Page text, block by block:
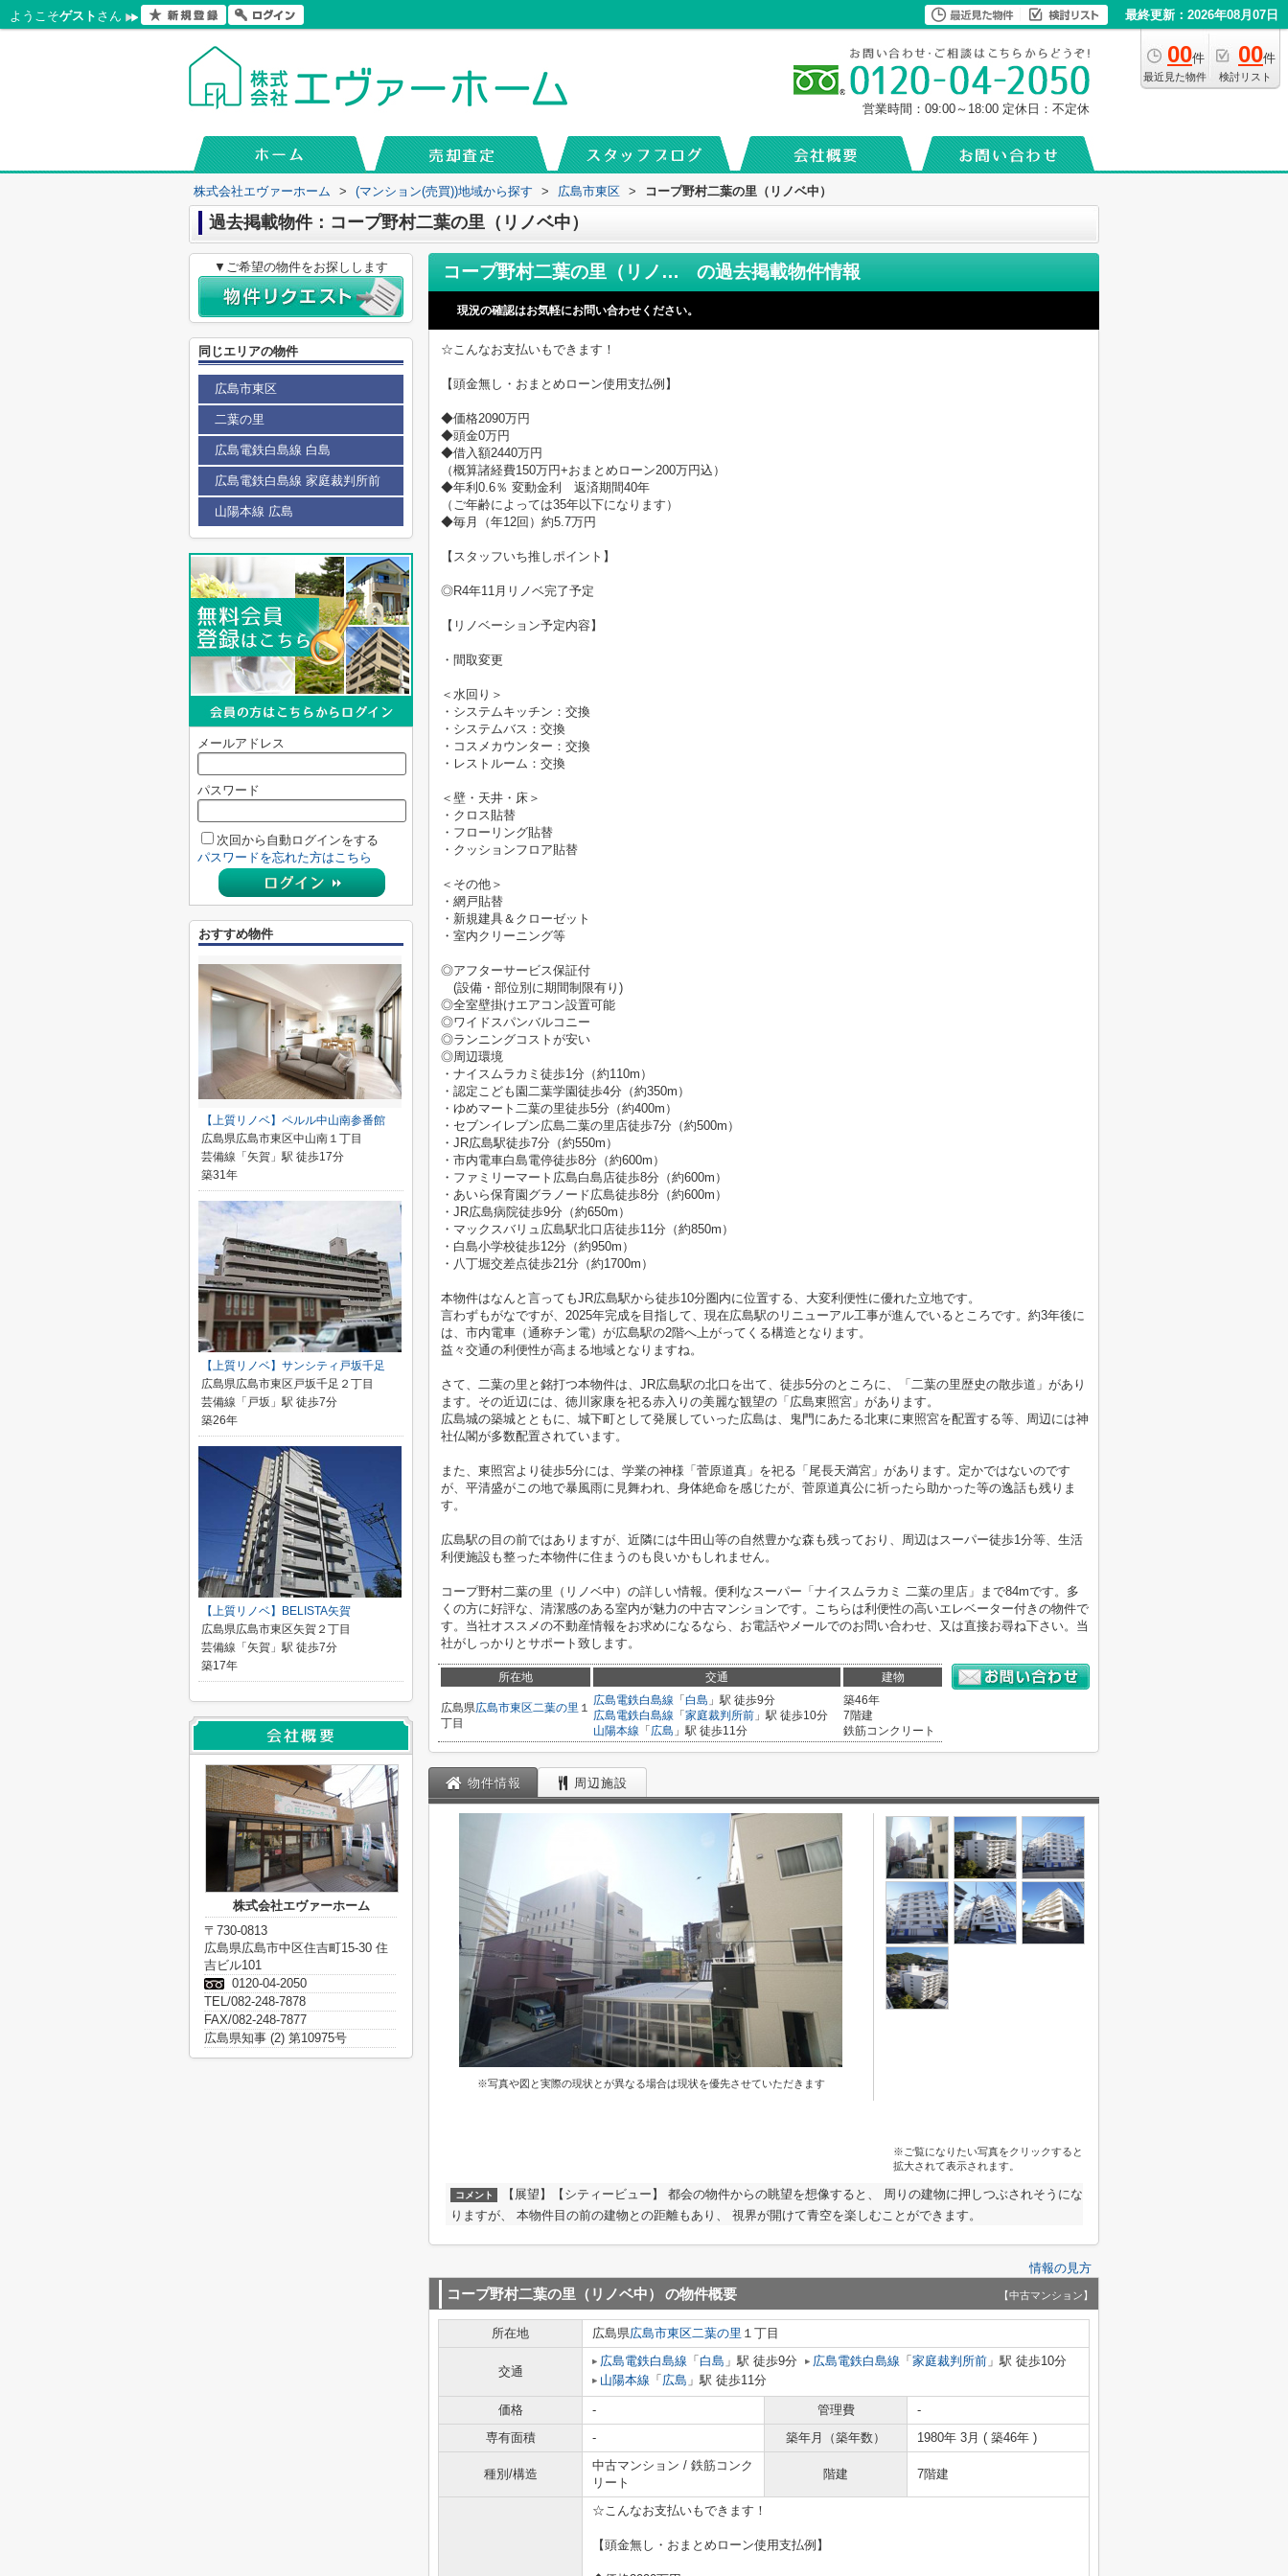
ようこそゲスト さん 最終更新：2026年08月07日
00件
最近見た物件
00件
検討リスト
営業時間：09:00～18:00 定休日：不定休
株式会社エヴァーホーム > (マンション(売買))地域から探す > 広島市東区 > コープ野村二葉の里（リノベ中）
過去掲載物件：コープ野村二葉の里（リノベ中）
コープ野村二葉の里（リノベ中） の過去掲載物件情報
現況の確認はお気軽にお問い合わせください。
☆こんなお支払いもできます！
【頭金無し・おまとめローン使用支払例】
◆価格2090万円
◆頭金0万円
◆借入額2440万円
（概算諸経費150万円+おまとめローン200万円込）
◆年利0.6％ 変動金利 返済期間40年
（ご年齢によっては35年以下になります）
◆毎月（年12回）約5.7万円
【スタッフいち推しポイント】
◎R4年11月リノベ完了予定
【リノベーション予定内容】
・間取変更
＜水回り＞
・システムキッチン：交換
・システムバス：交換
・コスメカウンター：交換
・レストルーム：交換
＜壁・天井・床＞
・クロス貼替
・フローリング貼替
・クッションフロア貼替
＜その他＞
・網戸貼替
・新規建具＆クローゼット
・室内クリーニング等
◎アフターサービス保証付
(設備・部位別に期間制限有り)
◎全室壁掛けエアコン設置可能
◎ワイドスパンバルコニー
◎ランニングコストが安い
◎周辺環境
・ナイスムラカミ徒歩1分（約110m）
・認定こども園二葉学園徒歩4分（約350m）
・ゆめマート二葉の里徒歩5分（約400m）
・セブンイレブン広島二葉の里店徒歩7分（約500m）
・JR広島駅徒歩7分（約550m）
・市内電車白島電停徒歩8分（約600m）
・ファミリーマート広島白島店徒歩8分（約600m）
・あいら保育園グラノード広島徒歩8分（約600m）
・JR広島病院徒歩9分（約650m）
・マックスバリュ広島駅北口店徒歩11分（約850m）
・白島小学校徒歩12分（約950m）
・八丁堀交差点徒歩21分（約1700m）
本物件はなんと言ってもJR広島駅から徒歩10分圏内に位置する、大変利便性に優れた立地です。
言わずもがなですが、2025年完成を目指して、現在広島駅のリニューアル工事が進んでいるところです。約3年後に
は、市内電車（通称チン電）が広島駅の2階へ上がってくる構造となります。
益々交通の利便性が高まる地域となりますね。
さて、二葉の里と銘打つ本物件は、JR広島駅の北口を出て、徒歩5分のところに、「二葉の里歴史の散歩道」があり
ます。その近辺には、徳川家康を祀る赤入りの美麗な観望の「広島東照宮」があります。
広島城の築城とともに、城下町として発展していった広島は、鬼門にあたる北東に東照宮を配置する等、周辺には神
社仏閣が多数配置されています。
また、東照宮より徒歩5分には、学業の神様「菅原道真」を祀る「尾長天満宮」があります。定かではないのです
が、平清盛がこの地で暴風雨に見舞われ、身体絶命を感じたが、菅原道真公に祈ったら助かった等の逸話も残りま
す。
広島駅の目の前ではありますが、近隣には牛田山等の自然豊かな森も残っており、周辺はスーパー徒歩1分等、生活
利便施設も整った本物件に住まうのも良いかもしれません。
コープ野村二葉の里（リノベ中）の詳しい情報。便利なスーパー「ナイスムラカミ 二葉の里店」まで84mです。多
くの方に好評な、清潔感のある室内が魅力の中古マンションです。こちらは利便性の高いエレベーター付きの物件で
す。当社オススメの不動産情報をお求めになるなら、お電話やメールでのお問い合わせ、又は直接お尋ね下さい。当
社がしっかりとサポート致します。
所在地 交通 建物
広島県広島市東区二葉の里 １
丁目
広島電鉄白島線 「 白島 」駅 徒歩9分
広島電鉄白島線 「 家庭裁判所前 」駅 徒歩10分
山陽本線 「 広島 」駅 徒歩11分
築46年
7階建
鉄筋コンクリート
物件情報 周辺施設
※写真や図と実際の現状とが異なる場合は現状を優先させていただきます
※ご覧になりたい写真をクリックすると
拡大されて表示されます。
コメント
【展望】【シティービュー】 都会の物件からの眺望を想像すると、 周りの建物に押しつぶされそうにな
りますが、 本物件目の前の建物との距離もあり、 視界が開けて青空を楽しむことができます。
情報の見方
コープ野村二葉の里（リノベ中） の物件概要 【中古マンション】
所在地 広島県広島市東区二葉の里 １丁目
交通
広島電鉄白島線 「 白島 」駅 徒歩9分 広島電鉄白島線 「 家庭裁判所前 」駅 徒歩10分
山陽本線 「 広島 」駅 徒歩11分
価格 - 管理費
-
専有面積
- 築年月（築年数） 1980年 3月 ( 築46年 )
種別/構造
中古マンション / 鉄筋コンク
リート
階建 7階建
☆こんなお支払いもできます！
【頭金無し・おまとめローン使用支払例】
▼ご希望の物件をお探しします
同じエリアの物件
広島市東区
二葉の里
広島電鉄白島線 白島
広島電鉄白島線 家庭裁判所前
山陽本線 広島
メールアドレス
パスワード
次回から自動ログインをする
パスワードを忘れた方はこちら
おすすめ物件
【上質リノベ】ペルル中山南参番館
広島県広島市東区中山南１丁目
芸備線「矢賀」駅 徒歩17分
築31年
【上質リノベ】サンシティ戸坂千足
広島県広島市東区戸坂千足２丁目
芸備線「戸坂」駅 徒歩7分
築26年
【上質リノベ】BELISTA矢賀
広島県広島市東区矢賀２丁目
芸備線「矢賀」駅 徒歩7分
築17年
株式会社エヴァーホーム
〒730-0813
広島県広島市中区住吉町15-30 住
吉ビル101
0120-04-2050
TEL/082-248-7878
FAX/082-248-7877
広島県知事 (2) 第10975号